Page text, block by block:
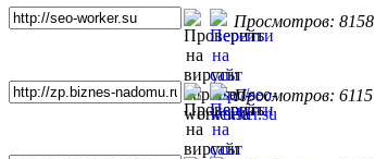
Просмотров: 8158
Просмотров: 6115